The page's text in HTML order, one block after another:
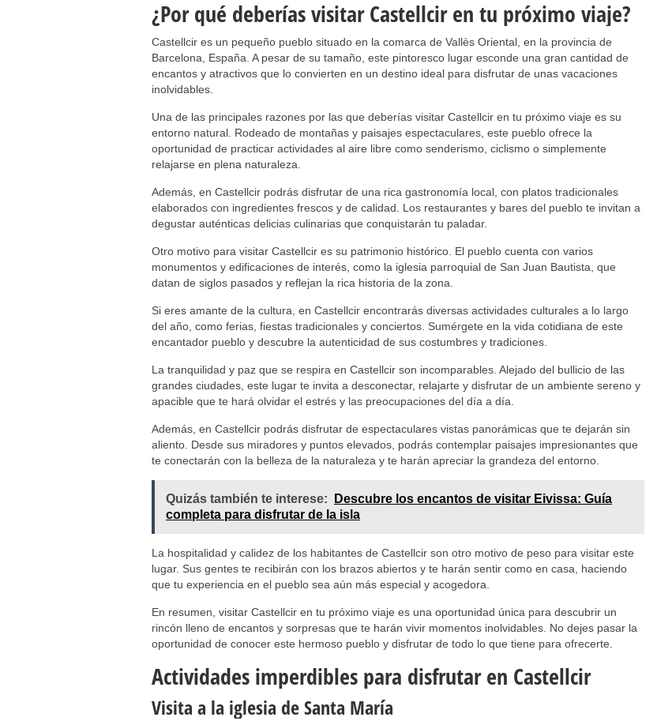
¿Por qué deberías visitar Castellcir en tu próximo viaje?
Castellcir es un pequeño pueblo situado en la comarca de Vallès Oriental, en la provincia de
Barcelona, España. A pesar de su tamaño, este pintoresco lugar esconde una gran cantidad de
encantos y atractivos que lo convierten en un destino ideal para disfrutar de unas vacaciones
inolvidables.
Una de las principales razones por las que deberías visitar Castellcir en tu próximo viaje es su
entorno natural. Rodeado de montañas y paisajes espectaculares, este pueblo ofrece la
oportunidad de practicar actividades al aire libre como senderismo, ciclismo o simplemente
relajarse en plena naturaleza.
Además, en Castellcir podrás disfrutar de una rica gastronomía local, con platos tradicionales
elaborados con ingredientes frescos y de calidad. Los restaurantes y bares del pueblo te invitan a
degustar auténticas delicias culinarias que conquistarán tu paladar.
Otro motivo para visitar Castellcir es su patrimonio histórico. El pueblo cuenta con varios
monumentos y edificaciones de interés, como la iglesia parroquial de San Juan Bautista, que
datan de siglos pasados y reflejan la rica historia de la zona.
Si eres amante de la cultura, en Castellcir encontrarás diversas actividades culturales a lo largo
del año, como ferias, fiestas tradicionales y conciertos. Sumérgete en la vida cotidiana de este
encantador pueblo y descubre la autenticidad de sus costumbres y tradiciones.
La tranquilidad y paz que se respira en Castellcir son incomparables. Alejado del bullicio de las
grandes ciudades, este lugar te invita a desconectar, relajarte y disfrutar de un ambiente sereno y
apacible que te hará olvidar el estrés y las preocupaciones del día a día.
Además, en Castellcir podrás disfrutar de espectaculares vistas panorámicas que te dejarán sin
aliento. Desde sus miradores y puntos elevados, podrás contemplar paisajes impresionantes que
te conectarán con la belleza de la naturaleza y te harán apreciar la grandeza del entorno.
Quizás también te interese:
Descubre los encantos de visitar Eivissa: Guía
completa para disfrutar de la isla
La hospitalidad y calidez de los habitantes de Castellcir son otro motivo de peso para visitar este
lugar. Sus gentes te recibirán con los brazos abiertos y te harán sentir como en casa, haciendo
que tu experiencia en el pueblo sea aún más especial y acogedora.
En resumen, visitar Castellcir en tu próximo viaje es una oportunidad única para descubrir un
rincón lleno de encantos y sorpresas que te harán vivir momentos inolvidables. No dejes pasar la
oportunidad de conocer este hermoso pueblo y disfrutar de todo lo que tiene para ofrecerte.
Actividades imperdibles para disfrutar en Castellcir
Visita a la iglesia de Santa María